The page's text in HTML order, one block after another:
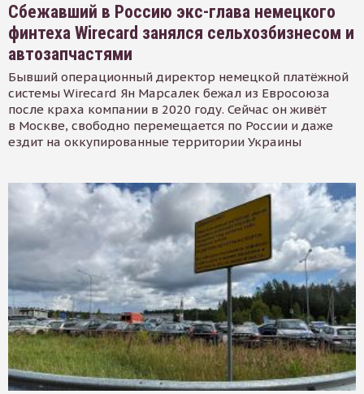
Сбежавший в Россию экс-глава немецкого
финтеха Wirecard занялся сельхозбизнесом и
автозапчастями
Бывший операционный директор немецкой платёжной
системы Wirecard Ян Марсалек бежал из Евросоюза
после краха компании в 2020 году. Сейчас он живёт
в Москве, свободно перемещается по России и даже
ездит на оккупированные территории Украины